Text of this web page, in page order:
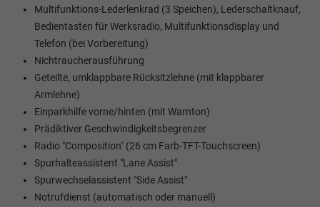
Multifunktions-Lederlenkrad (3 Speichen), Lederschaltknauf,
Bedientasten für Werksradio, Multifunktionsdisplay und
Telefon (bei Vorbereitung)
Nichtraucherausführung
Geteilte, umklappbare Rücksitzlehne (mit klappbarer
Armlehne)
Einparkhilfe vorne/hinten (mit Warnton)
Prädiktiver Geschwindigkeitsbegrenzer
Radio "Composition" (26 cm Farb-TFT-Touchscreen)
Spurhalteassistent "Lane Assist"
Spurwechselassistent "Side Assist"
Notrufdienst (automatisch oder manuell)